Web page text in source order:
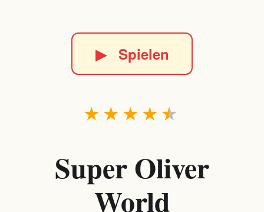
▶Spielen
★
★
★
★
★
Super Oliver
World